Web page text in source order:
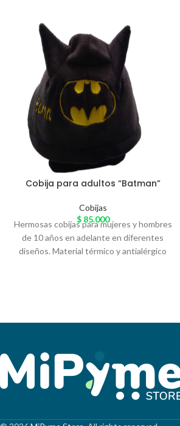
Cobija para adultos “Batman”
Cobijas
$85.000
Hermosas cobijas para mujeres y hombres
de 10 años en adelante en diferentes
diseños. Material térmico y antialérgico